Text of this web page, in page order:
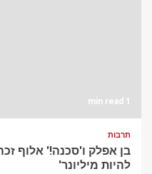
1 min read
תרבות
בן אפלק ו'סכנה!' אלוף
להיות מיליונר'